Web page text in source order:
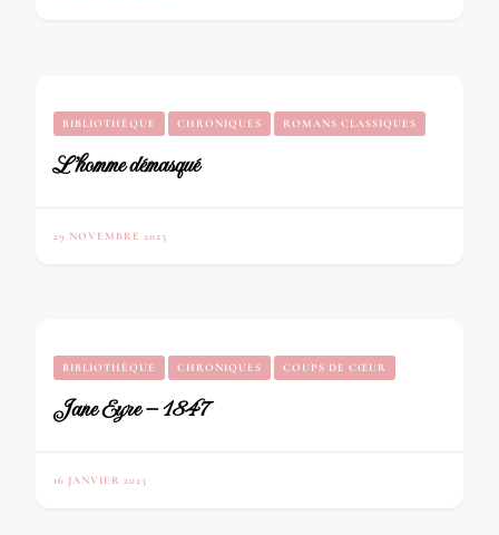
BIBLIOTHÈQUE CHRONIQUES ROMANS CLASSIQUES
L’homme démasqué
29 NOVEMBRE 2025
BIBLIOTHÈQUE CHRONIQUES COUPS DE CŒUR
Jane Eyre – 1847
16 JANVIER 2023